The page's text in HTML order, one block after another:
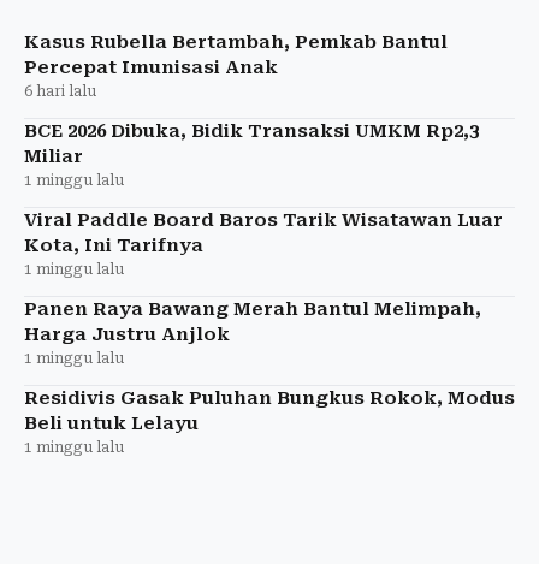
Kasus Rubella Bertambah, Pemkab Bantul
Percepat Imunisasi Anak
6 hari lalu
BCE 2026 Dibuka, Bidik Transaksi UMKM Rp2,3
Miliar
1 minggu lalu
Viral Paddle Board Baros Tarik Wisatawan Luar
Kota, Ini Tarifnya
1 minggu lalu
Panen Raya Bawang Merah Bantul Melimpah,
Harga Justru Anjlok
1 minggu lalu
Residivis Gasak Puluhan Bungkus Rokok, Modus
Beli untuk Lelayu
1 minggu lalu